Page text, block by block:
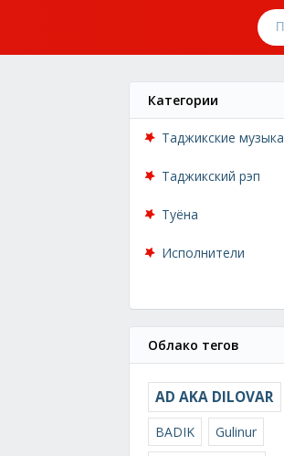
Категории
Таджикские музыка
Таджикский рэп
Туёна
Исполнители
Облако тегов
AD AKA DILOVAR
BADIK Gulinur